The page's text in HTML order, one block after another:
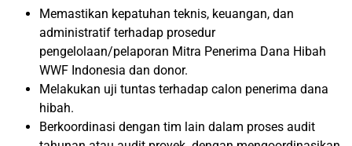
Memastikan kepatuhan teknis, keuangan, dan
administratif terhadap prosedur
pengelolaan/pelaporan Mitra Penerima Dana Hibah
WWF Indonesia dan donor.
Melakukan uji tuntas terhadap calon penerima dana
hibah.
Berkoordinasi dengan tim lain dalam proses audit